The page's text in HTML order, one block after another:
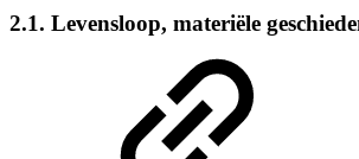
2.1. Levensloop, materiële